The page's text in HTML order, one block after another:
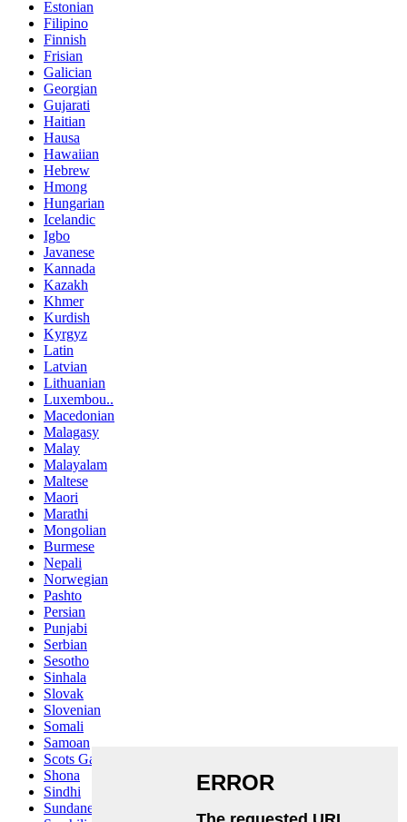
Estonian
Filipino
Finnish
Frisian
Galician
Georgian
Gujarati
Haitian
Hausa
Hawaiian
Hebrew
Hmong
Hungarian
Icelandic
Igbo
Javanese
Kannada
Kazakh
Khmer
Kurdish
Kyrgyz
Latin
Latvian
Lithuanian
Luxembou..
Macedonian
Malagasy
Malay
Malayalam
Maltese
Maori
Marathi
Mongolian
Burmese
Nepali
Norwegian
Pashto
Persian
Punjabi
Serbian
Sesotho
Sinhala
Slovak
Slovenian
Somali
Samoan
Scots Gaelic
Shona
Sindhi
Sundanese